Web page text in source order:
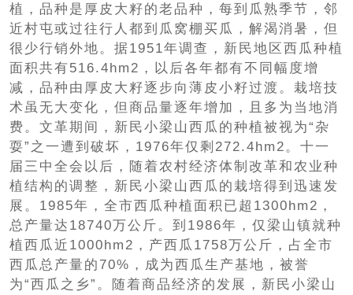
植，品种是厚皮大籽的老品种，每到瓜熟季节，邻
近村屯或过往行人都到瓜窝棚买瓜，解渴消暑，但
很少行销外地。据1951年调查，新民地区西瓜种植
面积共有516.4hm2，以后各年都有不同幅度增
减，品种由厚皮大籽逐步向薄皮小籽过渡。栽培技
术虽无大变化，但商品量逐年增加，且多为当地消
费。文革期间，新民小梁山西瓜的种植被视为“杂
耍”之一遭到破坏，1976年仅剩272.4hm2。十一
届三中全会以后，随着农村经济体制改革和农业种
植结构的调整，新民小梁山西瓜的栽培得到迅速发
展。1985年，全市西瓜种植面积已超1300hm2，
总产量达18740万公斤。到1986年，仅梁山镇就种
植西瓜近1000hm2，产西瓜1758万公斤，占全市
西瓜总产量的70%，成为西瓜生产基地，被誉
为“西瓜之乡”。随着商品经济的发展，新民小梁山